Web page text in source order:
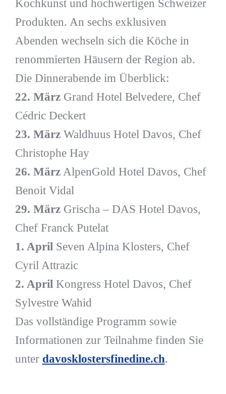
Kochkunst und hochwertigen Schweizer
Produkten. An sechs exklusiven
Abenden wechseln sich die Köche in
renommierten Häusern der Region ab.
Die Dinnerabende im Überblick:
22. MärzGrand Hotel Belvedere, Chef
Cédric Deckert
23. MärzWaldhuus Hotel Davos, Chef
Christophe Hay
26. MärzAlpenGold Hotel Davos, Chef
Benoit Vidal
29. MärzGrischa – DAS Hotel Davos,
Chef Franck Putelat
1. AprilSeven Alpina Klosters, Chef
Cyril Attrazic
2. AprilKongress Hotel Davos, Chef
Sylvestre Wahid
Das vollständige Programm sowie
Informationen zur Teilnahme finden Sie
unter davosklostersfinedine.ch.